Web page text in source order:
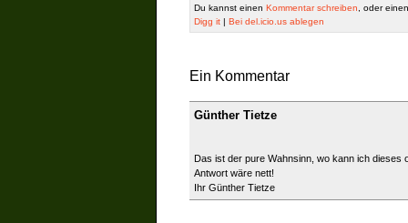
Du kannst einen Kommentar schreiben , oder
Digg it | Bei del.icio.us ablegen
Ein Kommentar
Günther Tietze
Das ist der pure Wahnsinn, wo kann ich dieses
Antwort wäre nett!
Ihr Günther Tietze